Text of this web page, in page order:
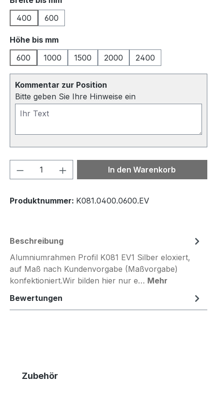
400
600
Höhe bis mmauswählen
600
1000 1500 2000 2400
Kommentar zur Position
Bitte geben Sie Ihre Hinweise ein
Produkt Anzahl: Gib denIn den Warenkorb
Produktnummer: K081.0400.0600.EV
Beschreibung
Alumniumrahmen Profil K081 EV1 Silber eloxiert,
auf Maß nach Kundenvorgabe (Maßvorgabe)
konfektioniert.Wir bilden hier nur e… Mehr
Bewertungen
Produktgalerie überspringen
Zubehör